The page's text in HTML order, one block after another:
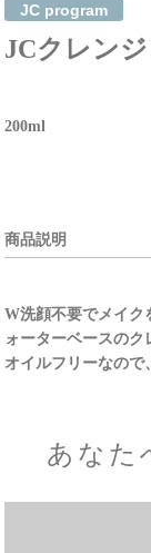
JC program
JCクレン
200ml
商品説明
W洗顔不要でメイク
ォーターベースのク
オイルフリーなので
あなた